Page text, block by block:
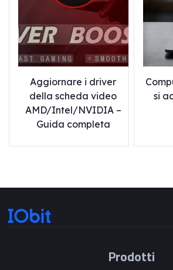
Aggiornare i driver
della scheda video
AMD/Intel/NVIDIA –
Guida completa
si
Prodotti